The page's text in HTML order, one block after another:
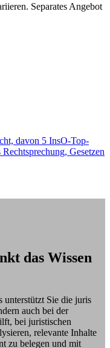
Separates Angebot
davon 5 InsO-Top-
Gesetzen
das Wissen
unterstützt Sie die juris
auch bei der
bei juristischen
relevante Inhalte
zu belegen und mit